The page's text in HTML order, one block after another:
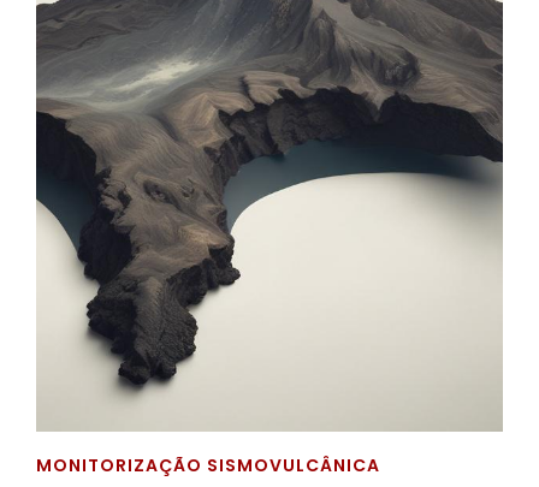
MONITORIZAÇÃO SISMOVULCÂNICA